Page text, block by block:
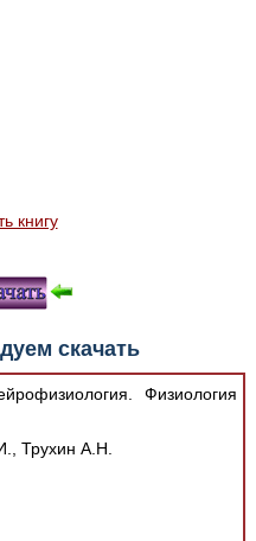
книгу
скачать
Физиология
Трухин А.Н.